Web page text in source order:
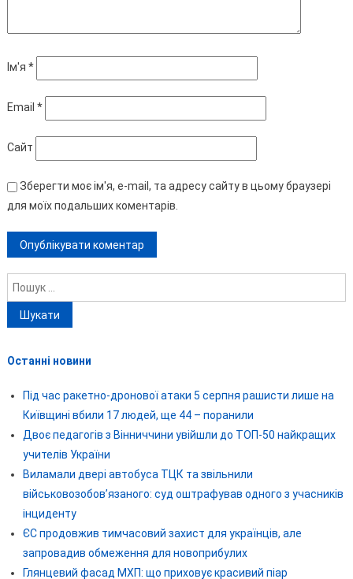
Ім'я *
Email *
Сайт
Зберегти моє ім'я, e-mail, та адресу сайту в цьому браузері
для моїх подальших коментарів.
Пошук:
Останні новини
Під час ракетно-дронової атаки 5 серпня рашисти лише на
Київщині вбили 17 людей, ще 44 – поранили
Двоє педагогів з Вінниччини увійшли до ТОП-50 найкращих
учителів України
Виламали двері автобуса ТЦК та звільнили
військовозобов’язаного: суд оштрафував одного з учасників
інциденту
ЄС продовжив тимчасовий захист для українців, але
запровадив обмеження для новоприбулих
Глянцевий фасад МХП: що приховує красивий піар